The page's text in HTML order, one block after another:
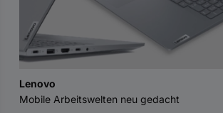
Lenovo
Mobile Arbeitswelten neu gedacht